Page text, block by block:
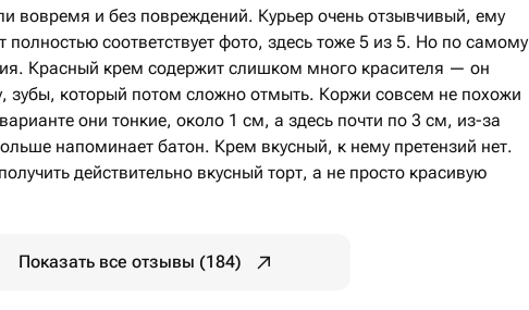
вовремя и без повреждений. Курьер очень отзывчивый, ему
полностью соответствует фото, здесь тоже 5 из 5. Но по самому
Красный крем содержит слишком много красителя — он
зубы, который потом сложно отмыть. Коржи совсем не похожи
они тонкие, около 1 см, а здесь почти по 3 см, из-за
напоминает батон. Крем вкусный, к нему претензий нет.
действительно вкусный торт, а не просто красивую
Показать все отзывы (184)